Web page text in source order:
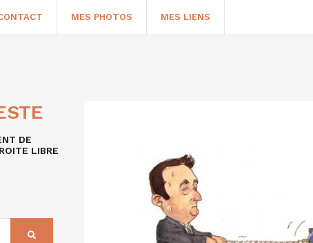
MES PHOTOS MES LIENS
DE
LIBRE